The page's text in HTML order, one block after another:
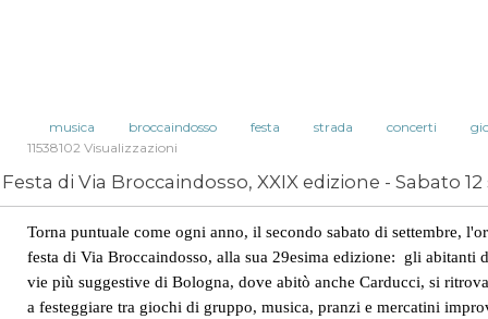
musica broccaindosso festa strada concerti
11538102 Visualizzazioni
Festa di Via Broccaindosso, XXIX edizione - Sabato
Torna puntuale come ogni anno, il secondo sabato di settembre,
festa di Via Broccaindosso, alla sua 29esima edizione: gli abitanti
vie più suggestive di Bologna, dove abitò anche Carducci, si
a festeggiare tra giochi di gruppo, musica, pranzi e mercatini